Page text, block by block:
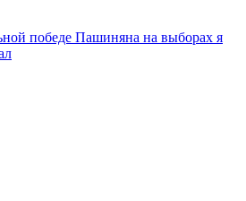
победе Пашиняна на выборах я